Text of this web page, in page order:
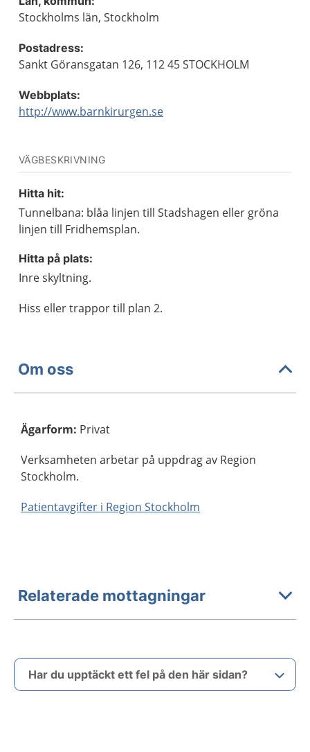
Stockholms län, Stockholm
Postadress:
Sankt Göransgatan 126, 112 45 STOCKHOLM
Webbplats:
http://www.barnkirurgen.se
VÄGBESKRIVNING
Hitta hit:
Tunnelbana: blåa linjen till Stadshagen eller gröna
linjen till Fridhemsplan.
Hitta på plats:
Inre skyltning.
Hiss eller trappor till plan 2.
Om oss
Ägarform: Privat
Verksamheten arbetar på uppdrag av Region
Stockholm.
Patientavgifter i Region Stockholm
Relaterade mottagningar
Har du upptäckt ett fel på den här sidan?